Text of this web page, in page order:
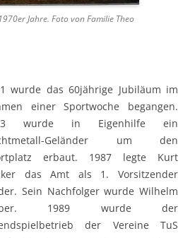
Jahre. Foto von Familie Theo
wurde das 60jährige Jubiläum im
einer Sportwoche begangen.
wurde in Eigenhilfe ein
Geländer um den
erbaut. 1987 legte Kurt
das Amt als 1. Vorsitzender
Sein Nachfolger wurde Wilhelm
1989 wurde der
der Vereine TuS